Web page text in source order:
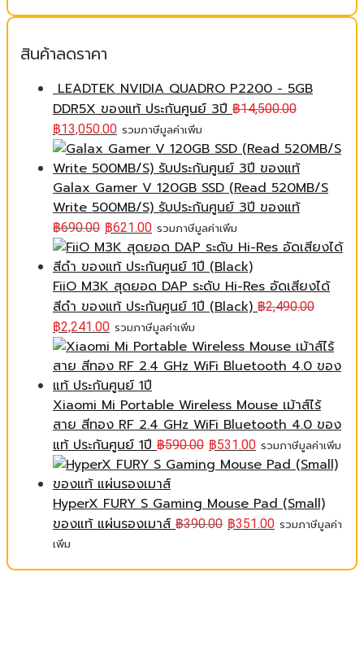
สินค้าลดราคา
LEADTEK NVIDIA QUADRO P2200 - 5GB
DDR5X ของแท้ ประกันศูนย์ 3ปี ฿14,500.00
฿13,050.00 รวมภาษีมูลค่าเพิ่ม
Galax Gamer V 120GB SSD (Read 520MB/S
Write 500MB/S) รับประกันศูนย์ 3ปี ของแท้
฿690.00 ฿621.00 รวมภาษีมูลค่าเพิ่ม
FiiO M3K สุดยอด DAP ระดับ Hi-Res อัดเสียงได้
สีดำ ของแท้ ประกันศูนย์ 1ปี (Black) ฿2,490.00
฿2,241.00 รวมภาษีมูลค่าเพิ่ม
Xiaomi Mi Portable Wireless Mouse เม้าส์ไร้
สาย สีทอง RF 2.4 GHz WiFi Bluetooth 4.0 ของ
แท้ ประกันศูนย์ 1ปี ฿590.00 ฿531.00 รวมภาษีมูลค่าเพิ่ม
HyperX FURY S Gaming Mouse Pad (Small)
ของแท้ แผ่นรองเมาส์ ฿390.00 ฿351.00 รวมภาษีมูลค่า
เพิ่ม